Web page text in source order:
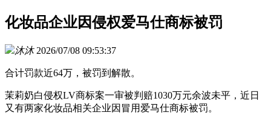
化妆品企业因侵权爱马仕商标被罚
沐沐 2026/07/08 09:53:37
合计罚款近64万，被罚到解散。
茉莉奶白侵权LV商标案一审被判赔1030万元余波未平，近日
又有两家化妆品相关企业因冒用爱马仕商标被罚。